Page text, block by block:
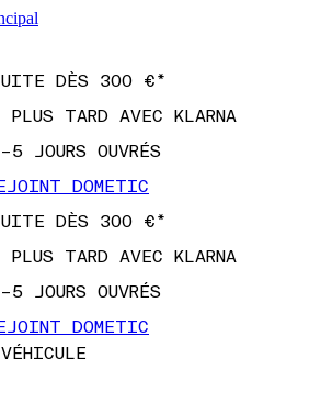
TARD AVEC KLARNA
JOURS OUVRÉS
DOMETIC
DÈS 300 €*
TARD AVEC KLARNA
JOURS OUVRÉS
DOMETIC